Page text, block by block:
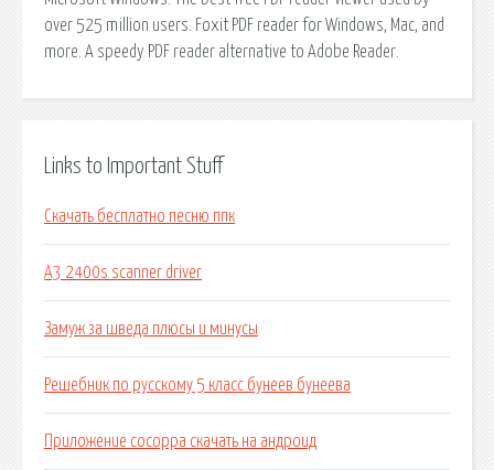
over 525 million users. Foxit PDF reader for Windows, Mac, and
more. A speedy PDF reader alternative to Adobe Reader.
Links to Important Stuff
Скачать бесплатно песню ппк
A3 2400s scanner driver
Замуж за шведа плюсы и минусы
Решебник по русскому 5 класс бунеев бунеева
Приложение cocoppa скачать на андроид